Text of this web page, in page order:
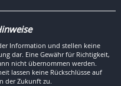
Information und stellen keine
dar. Eine Gewähr für Richtigkeit,
nicht übernommen werden.
lassen keine Rückschlüsse auf
der Zukunft zu.